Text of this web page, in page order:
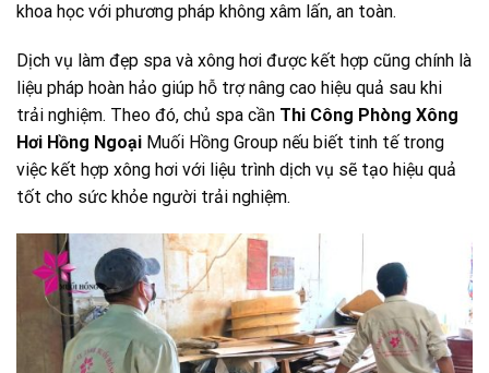
khoa học với phương pháp không xâm lấn, an toàn.
Dịch vụ làm đẹp spa và xông hơi được kết hợp cũng chính là
liệu pháp hoàn hảo giúp hỗ trợ nâng cao hiệu quả sau khi
trải nghiệm. Theo đó, chủ spa cần Thi Công Phòng Xông
Hơi Hồng Ngoại Muối Hồng Group nếu biết tinh tế trong
việc kết hợp xông hơi với liệu trình dịch vụ sẽ tạo hiệu quả
tốt cho sức khỏe người trải nghiệm.